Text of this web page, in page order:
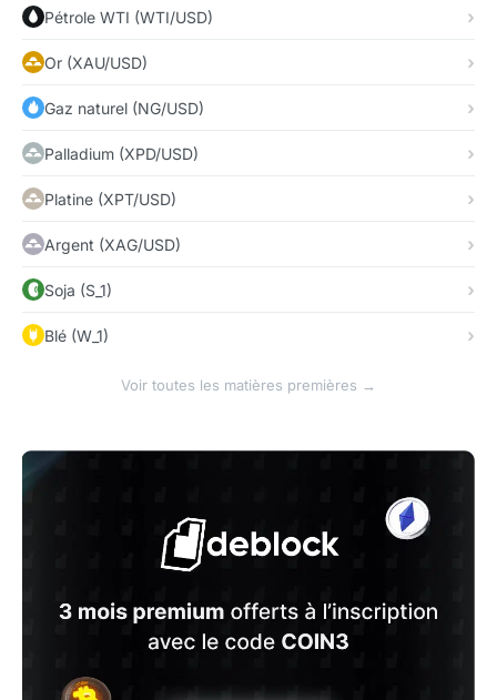
Pétrole WTI (WTI/USD)
Or (XAU/USD)
Gaz naturel (NG/USD)
Palladium (XPD/USD)
Platine (XPT/USD)
Argent (XAG/USD)
Soja (S_1)
Blé (W_1)
Voir toutes les matières premières →